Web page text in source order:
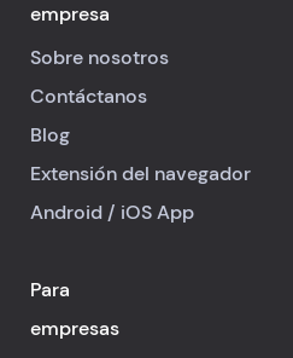
empresa
Sobre nosotros
Contáctanos
Blog
Extensión del navegador
Android / iOSApp
Para
empresas